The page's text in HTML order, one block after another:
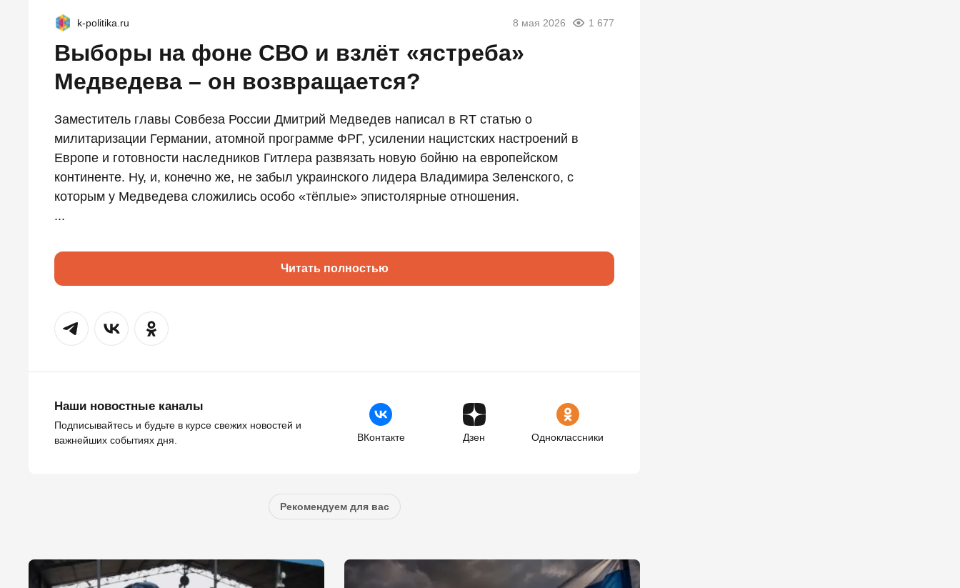
k-politika.ru 8 мая 2026 1 677
Выборы на фоне СВО и взлёт «ястреба»
Медведева – он возвращается?
Заместитель главы Совбеза России Дмитрий Медведев написал в RT статью о
милитаризации Германии, атомной программе ФРГ, усилении нацистских настроений в
Европе и готовности наследников Гитлера развязать новую бойню на европейском
континенте. Ну, и, конечно же, не забыл украинского лидера Владимира Зеленского, с
которым у Медведева сложились особо «тёплые» эпистолярные отношения.
...
Читать полностью
Наши новостные каналы
Подписывайтесь и будьте в курсе свежих новостей и
важнейших событиях дня.
ВКонтакте Дзен Одноклассники
Рекомендуем для вас